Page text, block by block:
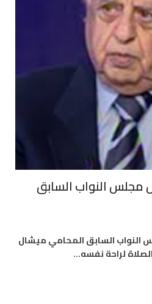
مجلس النواب السابق
النواب السابق المحامي ميشال
لراحة نفسه…